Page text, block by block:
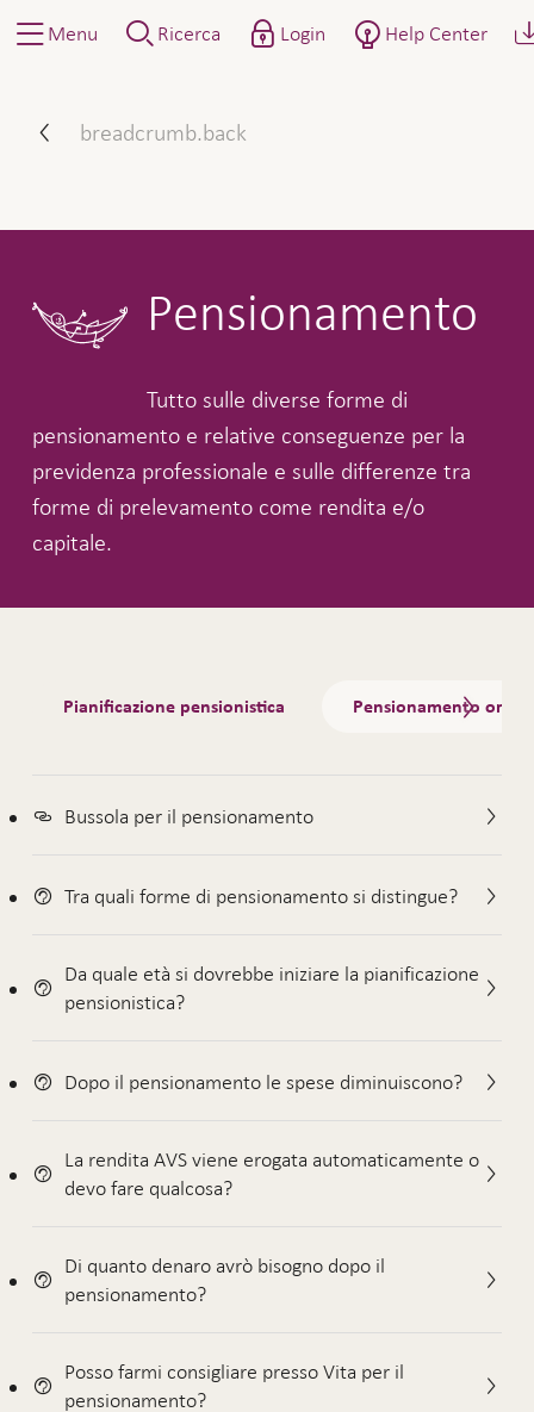
Menu Ricerca Login Help Center
breadcrumb.back
Pensionamento
Tutto sulle diverse forme di
pensionamento e relative conseguenze per la
previdenza professionale e sulle differenze tra
forme di prelevamento come rendita e/o
capitale.
TabsPianificazione pensionistica Pensionamento
Bussola per il pensionamento
Tra quali forme di pensionamento si distingue?
Da quale età si dovrebbe iniziare la pianificazione
pensionistica?
Dopo il pensionamento le spese diminuiscono?
La rendita AVS viene erogata automaticamente o
devo fare qualcosa?
Di quanto denaro avrò bisogno dopo il
pensionamento?
Posso farmi consigliare presso Vita per il
pensionamento?